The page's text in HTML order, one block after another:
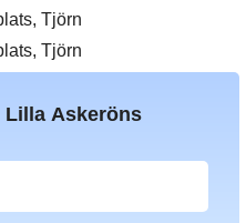
Lilla Askeröns